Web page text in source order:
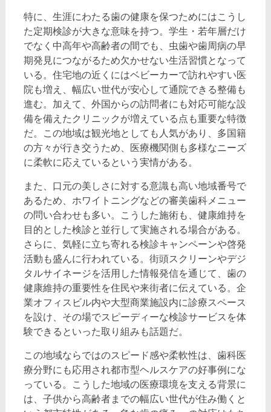
特に、生涯にわたる歯の健康を保つためにはこうし
た定期検診が大きな意味を持つ。学生・若年層だけ
でなく中高年や高齢者の間でも、虫歯や歯周病の早
期発見につながるため欠かせない生活習慣となって
いる。住宅地の近くにはベビーカーで訪れやすい医
院も増え、幅広い世代が安心して通院できる整備も
進む。加えて、外国からの訪問者にも対応可能な設
備を備えたクリニックが増えている点も重要な特徴
だ。この地域は観光地としても人気があり、多国籍
の方々が行き交うため、医療機関側も多様なニーズ
に柔軟に応えているという実情がある。
また、口元の美しさに対する意識も高い地域番号で
あるため、ホワイトニングなどの審美歯科メニュー
の問い合わせも多い。こうした施術も、健康維持を
目的とした検診と並行して実施される場合がある。
さらに、気軽に立ち寄れる検診キャンペーンや啓発
活動も盛んに行われている。街頭スクリーンやデジ
タルサイネージを活用した情報発信を通じて、歯の
健康維持の重要性を住民や来街者に伝えている。企
業オフィスビル内や大型商業施設内に診療スペース
を設け、その場でスピーディーな検診サービスを体
験できるといった取り組みも話題だ。
この地域ならではのスピード感や柔軟性は、歯科医
療分野にも応用され都市型ヘルスケアの好事例にな
っている。こうした地域の医療環境を支える背景に
は、子供から高齢者までの幅広い世代が住み働くと